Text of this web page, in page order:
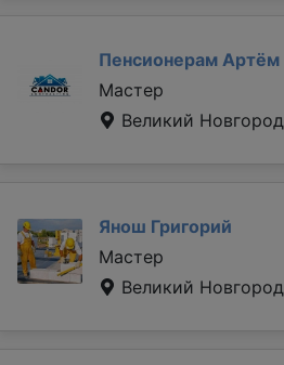
Пенсионерам Артём
Мастер
Великий Новгород
Янош Григорий
Мастер
Великий Новгород